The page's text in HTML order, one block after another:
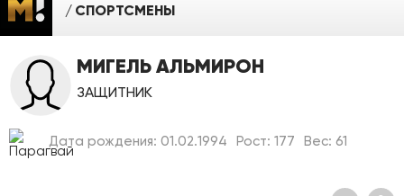
СПОРТСМЕНЫ
МИГЕЛЬ АЛЬМИРОН
ЗАЩИТНИК
Дата рождения: 01.02.1994 Рост: 177 Вес: 61